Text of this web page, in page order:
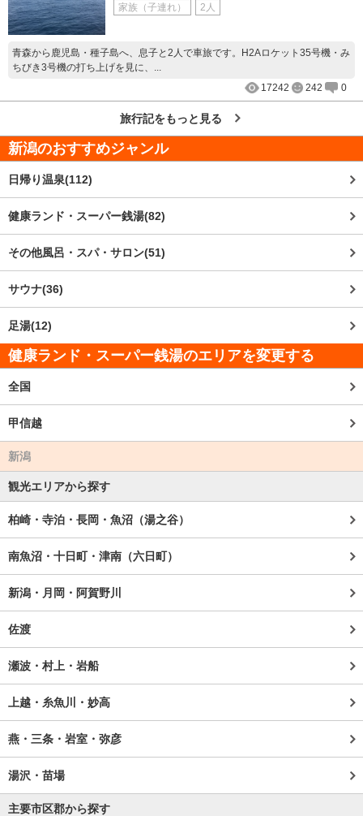
家族（子連れ） 2人
青森から鹿児島・種子島へ、息子と2人で車旅です。H2Aロケット35号機・み
ちびき3号機の打ち上げを見に、...
17242
242 0
旅行記をもっと見る
新潟のおすすめジャンル
日帰り温泉(112)
健康ランド・スーパー銭湯(82)
その他風呂・スパ・サロン(51)
サウナ(36)
足湯(12)
健康ランド・スーパー銭湯のエリアを変更する
全国
甲信越
新潟
観光エリアから探す
柏崎・寺泊・長岡・魚沼（湯之谷）
南魚沼・十日町・津南（六日町）
新潟・月岡・阿賀野川
佐渡
瀬波・村上・岩船
上越・糸魚川・妙高
燕・三条・岩室・弥彦
湯沢・苗場
主要市区郡から探す